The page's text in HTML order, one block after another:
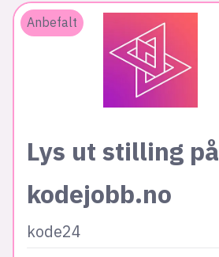
Anbefalt
Lys ut stilling på
kodejobb.no
kode24